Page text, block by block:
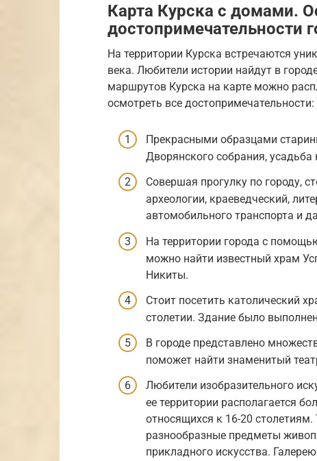
Карта Курска с домами.
достопримечательности
На территории Курска встречаются
века. Любители истории найдут в
маршрутов Курска на карте можно
осмотреть все достопримечательности:
Прекрасными образцами
Дворянского собрания,
Совершая прогулку по городу,
археологии, краеведческий,
автомобильного транспорта и
На территории города с
можно найти известный храм
Никиты.
Стоит посетить католический
столетии. Здание было
В городе представлено
поможет найти знаменитый
Любители изобразительного
ее территории располагается
относящихся к 16-20
разнообразные предметы
прикладного искусства.